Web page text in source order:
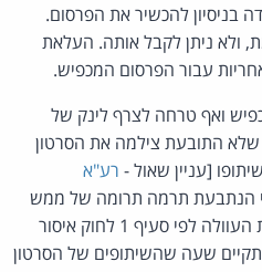
להכשיר את הפרסום.
ולא ניתן לקבל אותה. העלאת
עבור הפרסום המכפיש.
ואף טרחה לצרף לינק של
שלא התובעת צילמה את הסרטון
[עניין שאול - רע"א
הנתבעת תרמה תרומה של ממש
להפצתו ברבים ומתקיימים יסודות העוולה לפי סעיף 1 לחוק איסור
שעה שהשיתופים של הסרטון